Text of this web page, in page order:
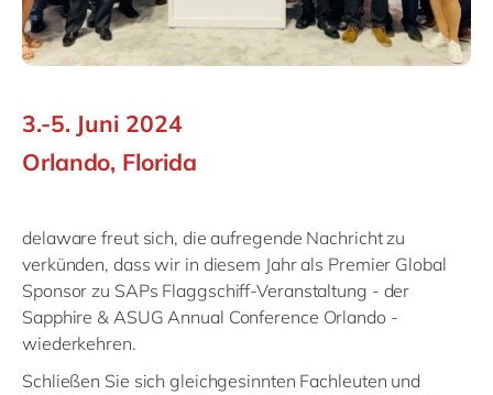
3.-5. Juni 2024
Orlando, Florida
delaware freut sich, die aufregende Nachricht zu
verkünden, dass wir in diesem Jahr als Premier Global
Sponsor zu SAPs Flaggschiff-Veranstaltung - der
Sapphire & ASUG Annual Conference Orlando -
wiederkehren.
Schließen Sie sich gleichgesinnten Fachleuten und